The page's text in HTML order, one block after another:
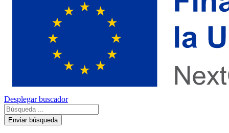
Desplegar buscador
Enviar búsqueda